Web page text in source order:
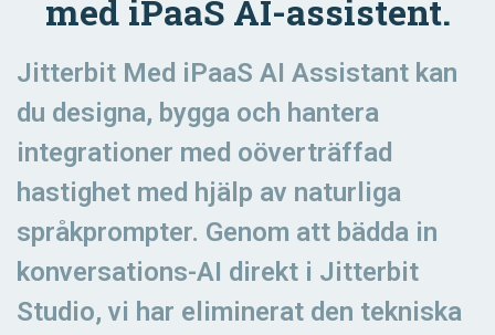
med iPaaS AI-assistent.
Jitterbit Med iPaaS AI Assistant kan
du designa, bygga och hantera
integrationer med oöverträffad
hastighet med hjälp av naturliga
språkprompter. Genom att bädda in
konversations-AI direkt i Jitterbit
Studio, vi har eliminerat den tekniska